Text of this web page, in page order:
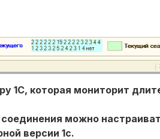
1С, которая мониторит
можно
версии 1с.